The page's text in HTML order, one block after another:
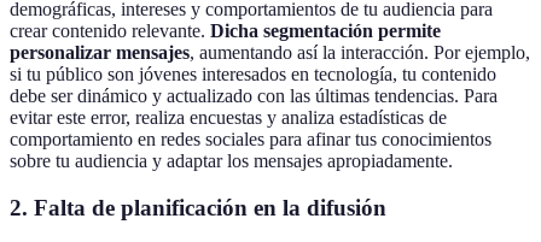
demográficas, intereses y comportamientos de tu audiencia para
crear contenido relevante. Dicha segmentación permite
personalizar mensajes, aumentando así la interacción. Por ejemplo,
si tu público son jóvenes interesados en tecnología, tu contenido
debe ser dinámico y actualizado con las últimas tendencias. Para
evitar este error, realiza encuestas y analiza estadísticas de
comportamiento en redes sociales para afinar tus conocimientos
sobre tu audiencia y adaptar los mensajes apropiadamente.
2. Falta de planificación en la difusión